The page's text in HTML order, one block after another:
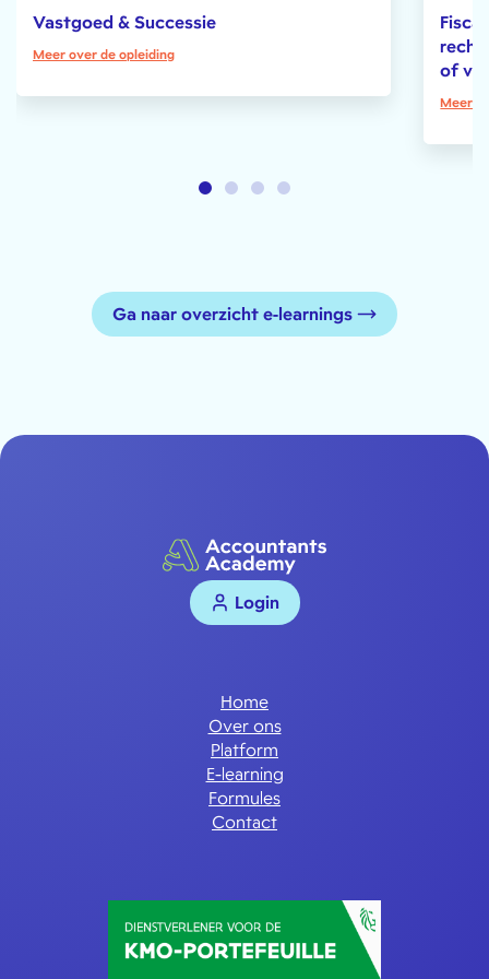
Vastgoed & Successie
Meer over de opleiding
of
Meer
Ga naar overzicht e-learnings
Login
Home
Over ons
Platform
E-learning
Formules
Contact